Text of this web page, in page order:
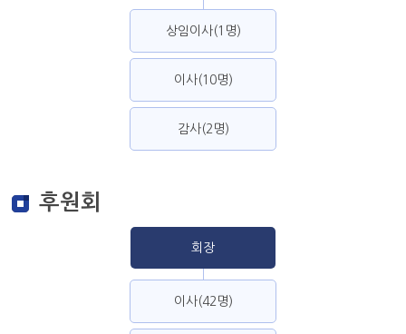
상임이사(1명)
이사(10명)
감사(2명)
후원회
회장
이사(42명)